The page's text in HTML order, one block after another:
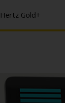
Hertz Gold+